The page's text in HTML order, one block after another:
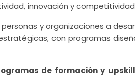
innovación y
y organizaciones a
con programas
de formación y